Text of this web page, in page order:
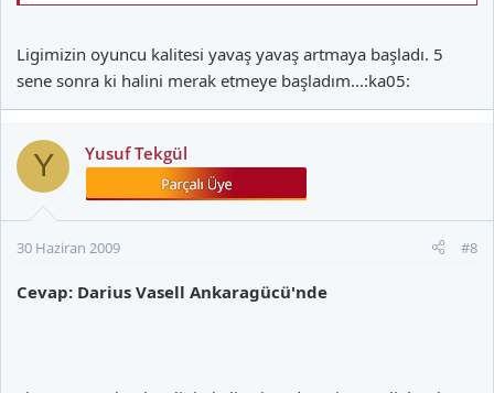
Ligimizin oyuncu kalitesi yavaş yavaş artmaya başladı. 5
sene sonra ki halini merak etmeye başladım...:ka05:
Y Yusuf Tekgül
30 Haziran 2009 #8
Cevap: Darius Vasell Ankaragücü'nde